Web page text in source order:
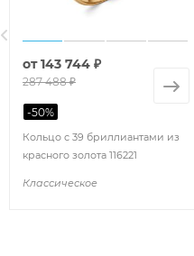
Кольцо с 39 бриллиантами из
красного золота 116221
Классическое
от143 744 ₽
287 488 ₽
-50%